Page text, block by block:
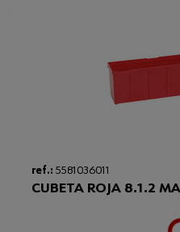
Peso del producto (por
ref.: 5581036011
CUBETA ROJA 8.1.2